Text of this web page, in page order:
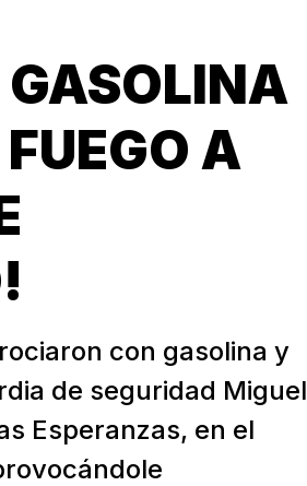
GASOLINA
A
con gasolina y
de seguridad Miguel
Esperanzas, en el